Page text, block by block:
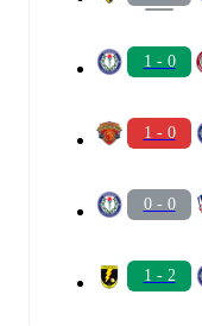
1 - 0
1 - 0
0 - 0
1 - 2